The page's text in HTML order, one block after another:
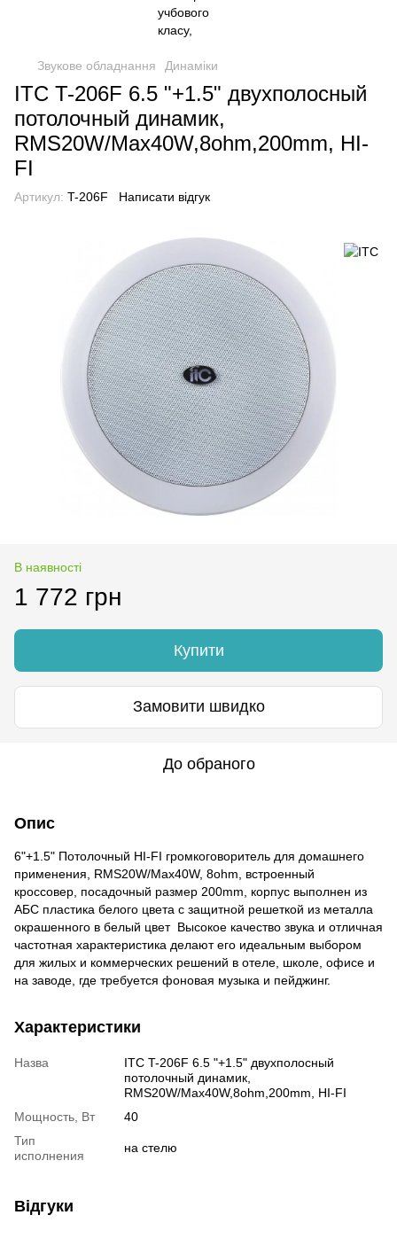
Звукове обладнання Динаміки
ITC T-206F 6.5 "+1.5" двухполосный
потолочный динамик,
RMS20W/Max40W,8ohm,200mm, HI-
FI
Артикул: T-206F Написати відгук
В наявності
1 772 грн
Купити
Замовити швидко
До обраного
Опис
6"+1.5" Потолочный HI-FI громкоговоритель для домашнего
применения, RMS20W/Max40W, 8ohm, встроенный
кроссовер, посадочный размер 200mm, корпус выполнен из
АБС пластика белого цвета с защитной решеткой из металла
окрашенного в белый цвет Высокое качество звука и отличная
частотная характеристика делают его идеальным выбором
для жилых и коммерческих решений в отеле, школе, офисе и
на заводе, где требуется фоновая музыка и пейджинг.
Характеристики
Назва
ITC T-206F 6.5 "+1.5" двухполосный
потолочный динамик,
RMS20W/Max40W,8ohm,200mm, HI-FI
Мощность, Вт
40
Тип
исполнения
на стелю
Відгуки